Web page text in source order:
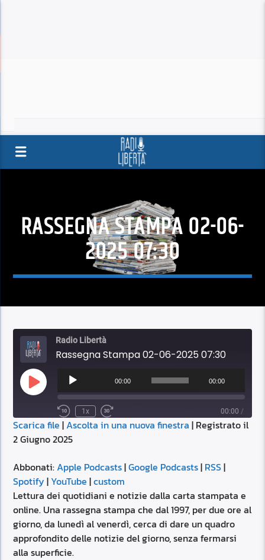
RASSEGNA STAMPA 02-06-
2025 07:30
Radio Libertà
Rassegna Stampa 02-06-2025 07:30
Play
Episode
Audio
Player
00:00 00:00
1x 00:00 /
SUBSCRIBE SHARE
Apple Podcasts
YouTube
RSS FEED
SHARE
LINK
EMBED
Scarica file |Ascolta in una nuova finestra | Registrato il
2 Giugno 2025
Abbonati:Apple Podcasts|Google Podcasts| RSS|
Spotify | YouTube |custom
Lettura dei quotidiani e notizie dalla carta stampata e
online. Una rassegna stampa che dal 1997, per due ore al
giorno, da lunedì al venerdì, cerca di dare un quadro
approfondito delle notizie del giorno, senza fermarsi
alla superficie.